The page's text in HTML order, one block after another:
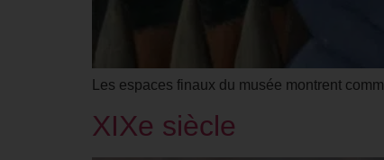
Les espaces finaux du musée montrent
XIXe siècle